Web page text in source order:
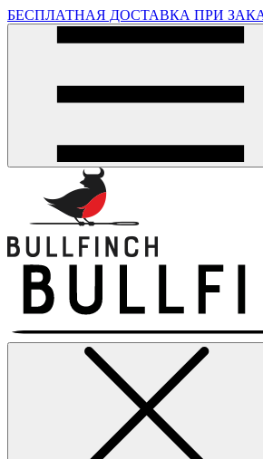
БЕСПЛАТНАЯ ДОСТАВКА ПРИ